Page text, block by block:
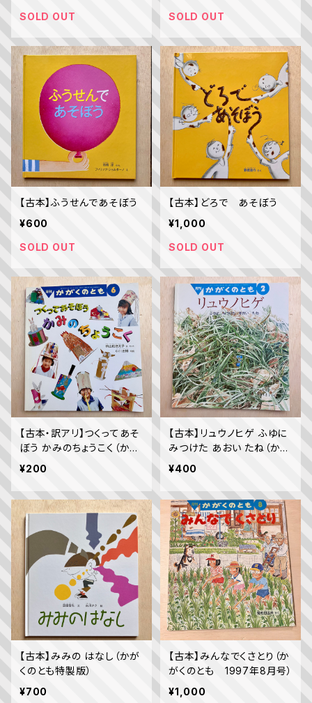
SOLD OUT
SOLD OUT
【古本】ふうせんであそぼう
¥600
SOLD OUT
【古本】どろで あそぼう
¥1,000
SOLD OUT
【古本・訳アリ】つくってあそ
ぼう かみのちょうこく（かが
くのとも 2004年6月号）
¥200
【古本】リュウノヒゲ ふゆに
みつけた あおい たね（かが
くのとも 2017年2月号）
¥400
【古本】みみの はなし（かが
くのとも特製版）
¥700
【古本】みんなでくさとり（か
がくのとも 1997年8月号）
¥1,000